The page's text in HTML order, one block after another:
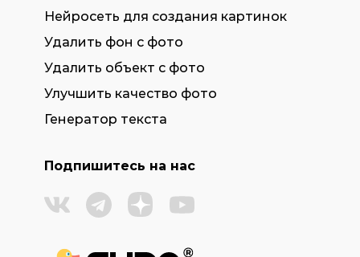
Нейросеть для создания картинок
Удалить фон с фото
Удалить объект с фото
Улучшить качество фото
Генератор текста
Подпишитесь на нас